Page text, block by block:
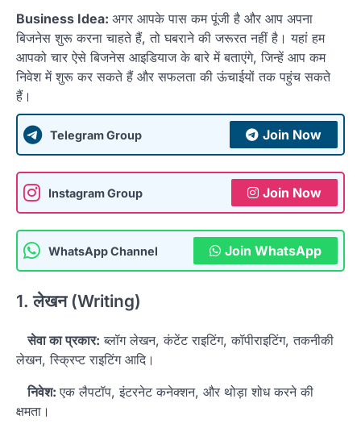
Business Idea: अगर आपके पास कम पूंजी है और आप अपना
बिजनेस शुरू करना चाहते हैं, तो घबराने की जरूरत नहीं है। यहां हम
आपको चार ऐसे बिजनेस आइडियाज के बारे में बताएंगे, जिन्हें आप कम
निवेश में शुरू कर सकते हैं और सफलता की ऊंचाईयों तक पहुंच सकते
हैं।
Telegram Group Join Now
Instagram Group Join Now
WhatsApp Channel Join WhatsApp
1. लेखन (Writing)
सेवा का प्रकार: ब्लॉग लेखन, कंटेंट राइटिंग, कॉपीराइटिंग, तकनीकी
लेखन, स्क्रिप्ट राइटिंग आदि।
निवेश:एक लैपटॉप, इंटरनेट कनेक्शन, और थोड़ा शोध करने की
क्षमता।